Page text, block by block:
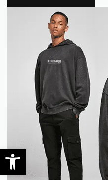
Werkzeugleiste öffnen